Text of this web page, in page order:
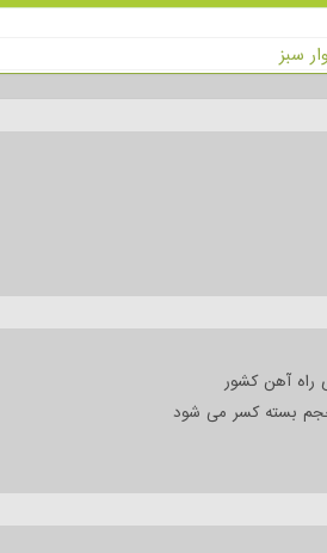
سبز
راه آهن کشور
حجم بسته کسر می شود